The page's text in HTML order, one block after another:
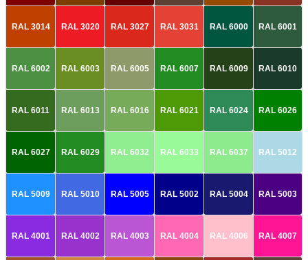
RAL 3014 RAL 3020 RAL 3027 RAL 3031 RAL 6000 RAL 6001
RAL 6002 RAL 6003 RAL 6005 RAL 6007 RAL 6009 RAL 6010
RAL 6011 RAL 6013 RAL 6016 RAL 6021 RAL 6024 RAL 6026
RAL 6027 RAL 6029 RAL 6032 RAL 6033 RAL 6037 RAL 5012
RAL 5009 RAL 5010 RAL 5005 RAL 5002 RAL 5004 RAL 5003
RAL 4001 RAL 4002 RAL 4003 RAL 4004 RAL 4006 RAL 4007